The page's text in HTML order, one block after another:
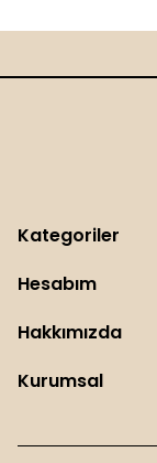
Kategoriler
Hesabım
Hakkımızda
Kurumsal